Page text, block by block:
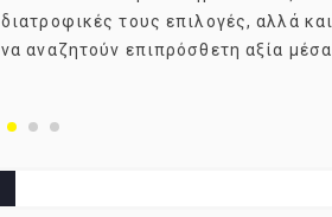
διατροφικές τους επιλογές, αλλά και
να αναζητούν επιπρόσθετη αξία μέσα.